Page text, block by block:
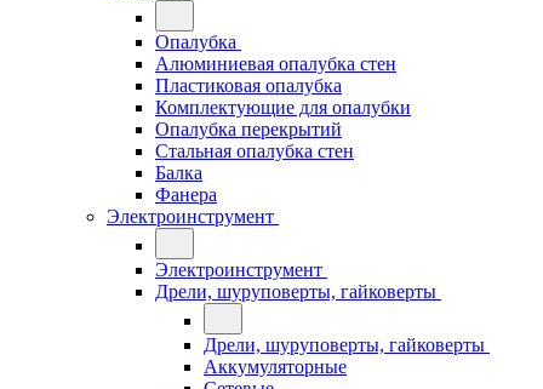
Опалубка
Алюминиевая опалубка стен
Пластиковая опалубка
Комплектующие для опалубки
Опалубка перекрытий
Стальная опалубка стен
Балка
Фанера
Электроинструмент
Электроинструмент
Дрели, шуруповерты, гайковерты
Дрели, шуруповерты, гайковерты
Аккумуляторные